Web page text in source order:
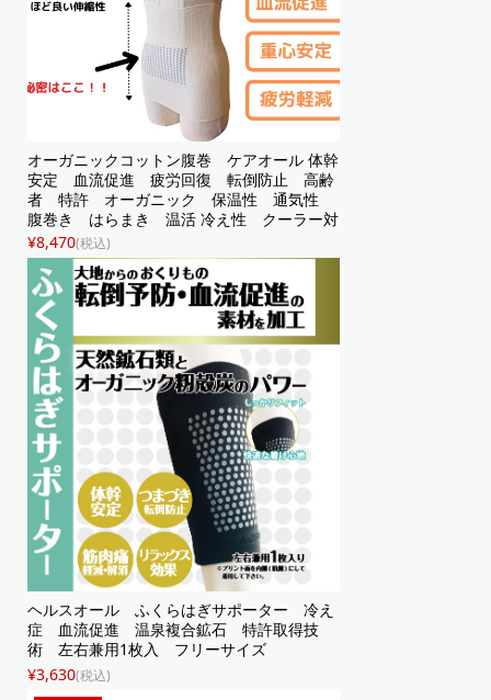
オーガニックコットン腹巻 ケアオール 体幹
安定 血流促進 疲労回復 転倒防止 高齢
者 特許 オーガニック 保温性 通気性
腹巻き はらまき 温活 冷え性 クーラー対
策 肌着 下着 インナー 蒸れない ユ...
¥8,470(税込)
ヘルスオール ふくらはぎサポーター 冷え
症 血流促進 温泉複合鉱石 特許取得技
術 左右兼用1枚入 フリーサイズ
¥3,630(税込)